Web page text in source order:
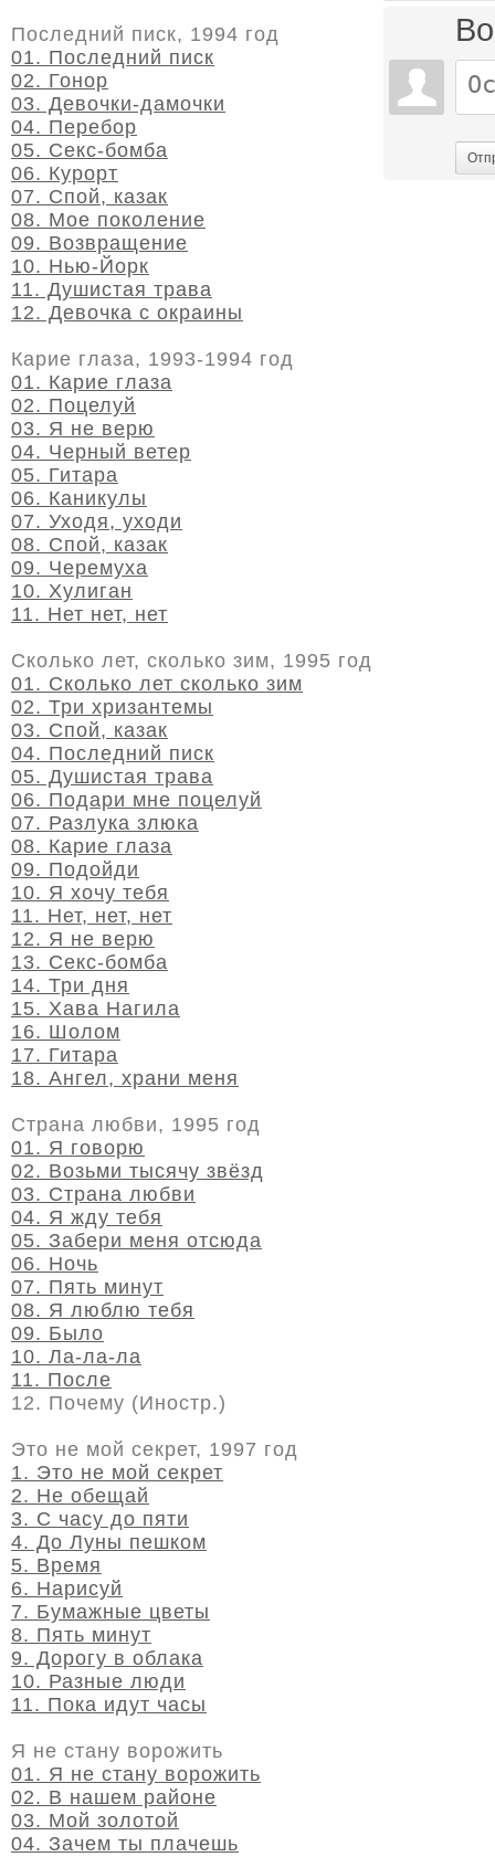
Последний писк, 1994 год
01. Последний писк
02. Гонор
03. Девочки-дамочки
04. Перебор
05. Секс-бомба
06. Курорт
07. Спой, казак
08. Мое поколение
09. Возвращение
10. Нью-Йорк
11. Душистая трава
12. Девочка с окраины
Карие глаза, 1993-1994 год
01. Карие глаза
02. Поцелуй
03. Я не верю
04. Черный ветер
05. Гитара
06. Каникулы
07. Уходя, уходи
08. Спой, казак
09. Черемуха
10. Хулиган
11. Нет нет, нет
Сколько лет, сколько зим, 1995 год
01. Сколько лет сколько зим
02. Три хризантемы
03. Спой, казак
04. Последний писк
05. Душистая трава
06. Подари мне поцелуй
07. Разлука злюка
08. Карие глаза
09. Подойди
10. Я хочу тебя
11. Нет, нет, нет
12. Я не верю
13. Секс-бомба
14. Три дня
15. Хава Нагила
16. Шолом
17. Гитара
18. Ангел, храни меня
Страна любви, 1995 год
01. Я говорю
02. Возьми тысячу звёзд
03. Страна любви
04. Я жду тебя
05. Забери меня отсюда
06. Ночь
07. Пять минут
08. Я люблю тебя
09. Было
10. Ла-ла-ла
11. После
12. Почему (Иностр.)
Это не мой секрет, 1997 год
1. Это не мой секрет
2. Не обещай
3. С часу до пяти
4. До Луны пешком
5. Время
6. Нарисуй
7. Бумажные цветы
8. Пять минут
9. Дорогу в облака
10. Разные люди
11. Пока идут часы
Я не стану ворожить
01. Я не стану ворожить
02. В нашем районе
03. Мой золотой
04. Зачем ты плачешь